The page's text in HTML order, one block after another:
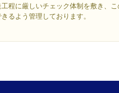
程に厳しいチェック体制を敷き、
るよう管理しております。